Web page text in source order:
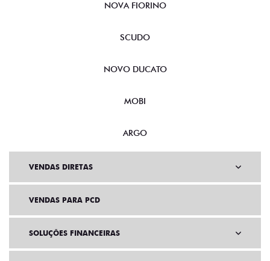
NOVA FIORINO
SCUDO
NOVO DUCATO
MOBI
ARGO
VENDAS DIRETAS
VENDAS PARA PCD
SOLUÇÕES FINANCEIRAS